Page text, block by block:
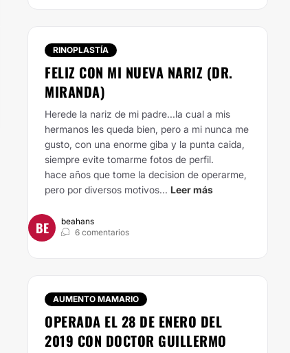
RINOPLASTÍA
FELIZ CON MI NUEVA NARIZ (DR.
MIRANDA)
Herede la nariz de mi padre...la cual a mis
hermanos les queda bien, pero a mi nunca me
gusto, con una enorme giba y la punta caida,
siempre evite tomarme fotos de perfil.
hace años que tome la decision de operarme,
pero por diversos motivos... Leer más
BE
beahans
6 comentarios
AUMENTO MAMARIO
OPERADA EL 28 DE ENERO DEL
2019 CON DOCTOR GUILLERMO